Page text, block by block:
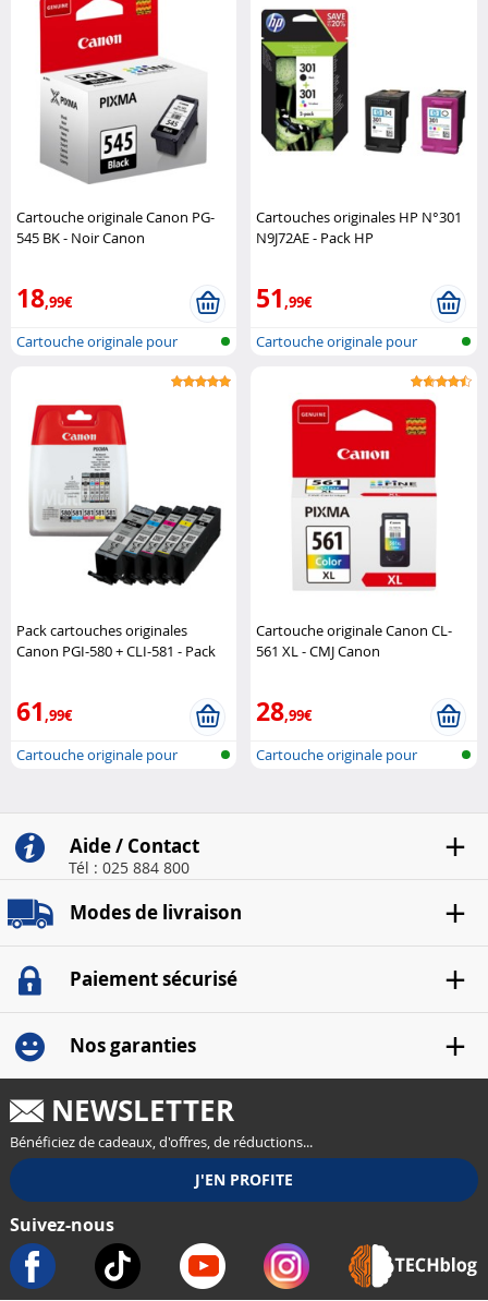
Cartouche originale Canon PG-
545 BK - Noir Canon
18,99€
Cartouche originale pour
Cartouches originales HP N°301
N9J72AE - Pack HP
51,99€
Cartouche originale pour
Pack cartouches originales
Canon PGI-580 + CLI-581 - Pack
61,99€
Cartouche originale pour
Cartouche originale Canon CL-
561 XL - CMJ Canon
28,99€
Cartouche originale pour
Aide / Contact
Tél : 025 884 800
Modes de livraison
Paiement sécurisé
Nos garanties
NEWSLETTER
Bénéficiez de cadeaux, d'offres, de réductions...
Suivez-nous